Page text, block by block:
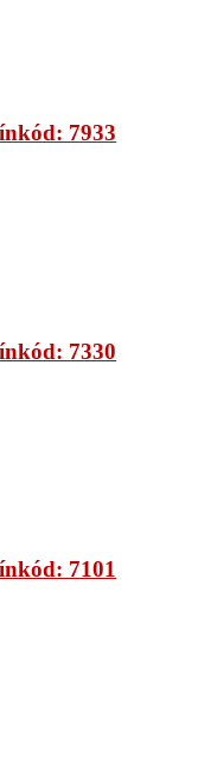
7933
7330
7101